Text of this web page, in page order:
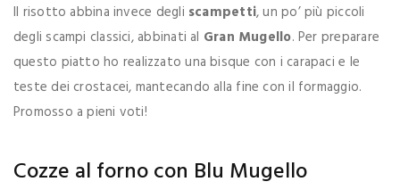
Il risotto abbina invece degli scampetti, un po’ più piccoli
degli scampi classici, abbinati al Gran Mugello. Per preparare
questo piatto ho realizzato una bisque con i carapaci e le
teste dei crostacei, mantecando alla fine con il formaggio.
Promosso a pieni voti!
Cozze al forno con Blu Mugello